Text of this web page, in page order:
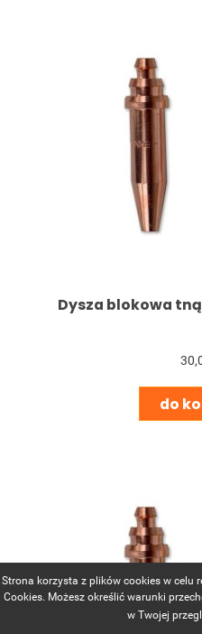
Strona korzysta z plików cookies w celu
Cookies. Możesz określić warunki
w Twojej
Dysza blokowa
do